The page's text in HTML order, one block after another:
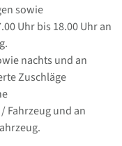
sowie
Uhr bis 18.00 Uhr an
nachts und an
Zuschläge
Fahrzeug und an